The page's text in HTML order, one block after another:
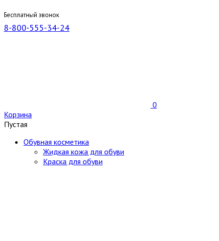
Бесплатный звонок
8-800-555-34-24
0
Корзина
Пустая
Обувная косметика
Жидкая кожа для обуви
Краска для обуви